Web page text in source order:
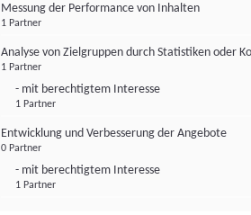
Messung der Performance von Inhalten
1 Partner
Analyse von Zielgruppen durch Statistiken oder
1 Partner
- mit berechtigtem Interesse
1 Partner
Entwicklung und Verbesserung der Angebote
0 Partner
- mit berechtigtem Interesse
1 Partner